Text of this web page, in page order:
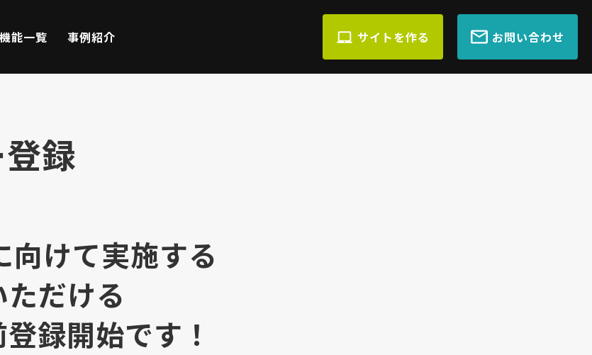
機能一覧 事例紹介 サイトを作る お問い合わせ
録
けて実施する
だける
録開始です！